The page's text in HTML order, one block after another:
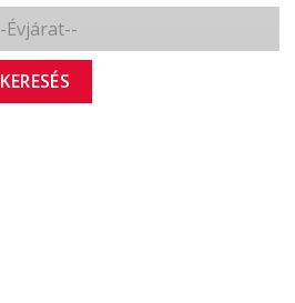
KERESÉS